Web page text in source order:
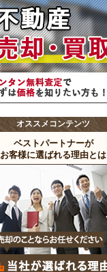
オススメコンテンツ
ベストパートナーが
お客様に選ばれる理由とは